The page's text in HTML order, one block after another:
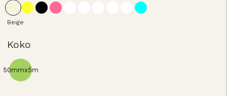
Beige
Koko
50mmx5m